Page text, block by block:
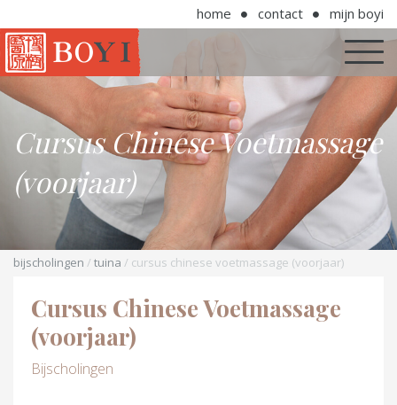
home contact mijn boyi
Cursus Chinese Voetmassage
(voorjaar)
bijscholingen / tuina / cursus chinese voetmassage (voorjaar)
Cursus Chinese Voetmassage
(voorjaar)
Bijscholingen